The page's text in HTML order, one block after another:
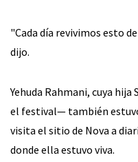
"Cada día revivimos esto
dijo.
Yehuda Rahmani, cuya
el festival— también
visita el sitio de Nova a
donde ella estuvo viva.